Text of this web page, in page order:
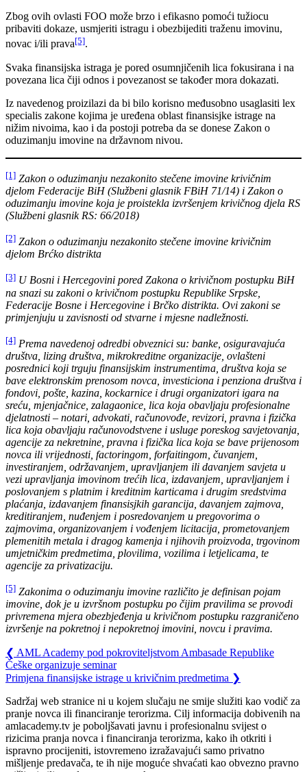
Zbog ovih ovlasti FOO može brzo i efikasno pomoći tužiocu
pribaviti dokaze, usmjeriti istragu i obezbijediti traženu imovinu,
novac i/ili prava[5].
Svaka finansijska istraga je pored osumnjičenih lica fokusirana i na
povezana lica čiji odnos i povezanost se također mora dokazati.
Iz navedenog proizilazi da bi bilo korisno međusobno usaglasiti lex
specialis zakone kojima je uređena oblast finansisjke istrage na
nižim nivoima, kao i da postoji potreba da se donese Zakon o
oduzimanju imovine na državnom nivou.
[1] Zakon o oduzimanju nezakonito stečene imovine krivičnim
djelom Federacije BiH (Službeni glasnik FBiH 71/14) i Zakon o
oduzimanju imovine koja je proistekla izvršenjem krivičnog djela RS
(Službeni glasnik RS: 66/2018)
[2] Zakon o oduzimanju nezakonito stečene imovine krivičnim
djelom Brćko distrikta
[3] U Bosni i Hercegovini pored Zakona o krivičnom postupku BiH
na snazi su zakoni o krivičnom postupku Republike Srpske,
Federacije Bosne i Hercegovine i Brčko distrikta. Ovi zakoni se
primjenjuju u zavisnosti od stvarne i mjesne nadležnosti.
[4] Prema navedenoj odredbi obveznici su: banke, osiguravajuća
društva, lizing društva, mikrokreditne organizacije, ovlašteni
posrednici koji trguju finansijskim instrumentima, društva koja se
bave elektronskim prenosom novca, investiciona i penziona društva i
fondovi, pošte, kazina, kockarnice i drugi organizatori igara na
sreću, mjenjačnice, zalagaonice, lica koja obavljaju profesionalne
djelatnosti – notari, advokati, računovođe, revizori, pravna i fizička
lica koja obavljaju računovodstvene i usluge poreskog savjetovanja,
agencije za nekretnine, pravna i fizička lica koja se bave prijenosom
novca ili vrijednosti, factoringom, forfaitingom, čuvanjem,
investiranjem, održavanjem, upravljanjem ili davanjem savjeta u
vezi upravljanja imovinom trećih lica, izdavanjem, upravljanjem i
poslovanjem s platnim i kreditnim karticama i drugim sredstvima
plaćanja, izdavanjem finansisjkih garancija, davanjem zajmova,
kreditiranjem, nuđenjem i posredovanjem u pregovorima o
zajmovima, organizovanjem i vođenjem licitacija, prometovanjem
plemenitih metala i dragog kamenja i njihovih proizvoda, trgovinom
umjetničkim predmetima, plovilima, vozilima i letjelicama, te
agencije za privatizaciju.
[5] Zakonima o oduzimanju imovine različito je definisan pojam
imovine, dok je u izvršnom postupku po čijim pravilima se provodi
privremena mjera obezbjeđenja u krivičnom postupku razgraničeno
izvršenje na pokretnoj i nepokretnoj imovini, novcu i pravima.
❮ AML Academy pod pokroviteljstvom Ambasade Republike
Češke organizuje seminar
Primjena finansijske istrage u krivičnim predmetima ❯
Sadržaj web stranice ni u kojem slučaju ne smije služiti kao vodič za
pranje novca ili financiranje terorizma. Cilj informacija dobivenih na
amlacademy.tv je poboljšavati javnu i profesionalnu svijest o
rizicima pranja novca i financiranja terorizma, kako ih otkriti i
ispravno procijeniti, istovremeno izražavajući samo privatno
mišljenje predavača, te ih nije moguće shvaćati kao obvezno pravno